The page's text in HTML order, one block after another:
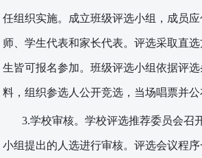
任组织实施。成立班级评选小组，成员
师、学生代表和家长代表。评选采取直
生皆可报名参加。班级评选小组依据评
料，组织参选人公开竞选，当场唱票并公
3.学校审核。学校评选推荐委员会召
小组提出的人选进行审核。评选会议程